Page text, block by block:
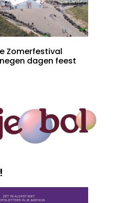
Zomerfestival
dagen feest